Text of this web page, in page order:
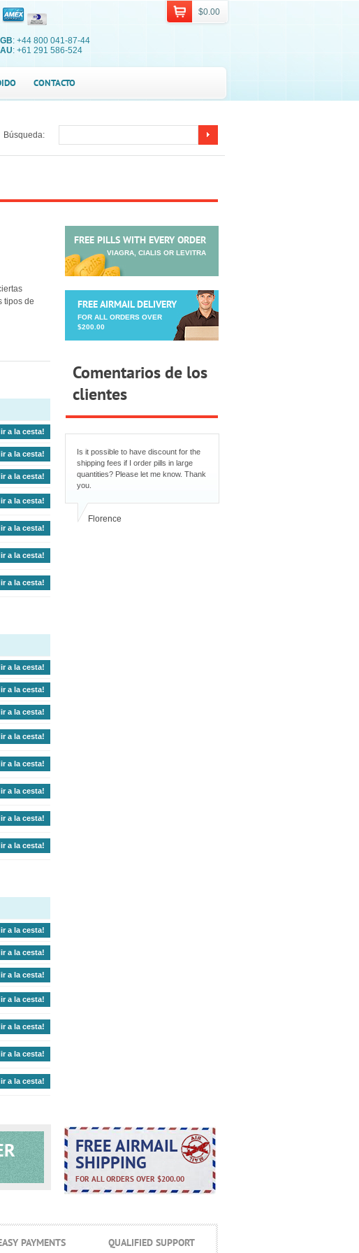
$0.00
GB: +44 800 041-87-44
AU: +61 291 586-524
CONTACTO
Búsqueda:
tipos de
a la cesta!
a la cesta!
a la cesta!
a la cesta!
a la cesta!
a la cesta!
a la cesta!
a la cesta!
a la cesta!
a la cesta!
a la cesta!
a la cesta!
a la cesta!
a la cesta!
a la cesta!
a la cesta!
a la cesta!
a la cesta!
a la cesta!
a la cesta!
a la cesta!
a la cesta!
FREE PILLS WITH EVERY ORDER
VIAGRA, CIALIS OR LEVITRA
FREE AIRMAIL DELIVERY
FOR ALL ORDERS OVER
$200.00
Comentarios de los
clientes
Is it possible to have discount for the
shipping fees if I order pills in large
quantities? Please let me know. Thank
you.
Florence
FREE AIRMAIL
SHIPPING
FOR ALL ORDERS OVER $200.00
PAYMENTS QUALIFIED SUPPORT